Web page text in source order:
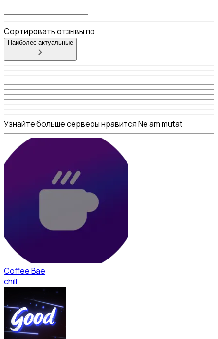
Сортировать отзывы по
Наиболее актуальные
Узнайте больше серверы нравится Ne am mutat
Coffee Bae
chill